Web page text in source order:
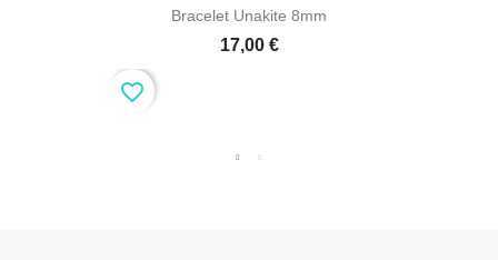
Bracelet Unakite 8mm
17,00 €
favorite_border